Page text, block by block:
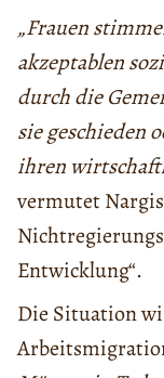
„Frauen
akzeptablen
durch die
sie geschieden
ihren
vermutet
Entwicklung“.
Die Situation